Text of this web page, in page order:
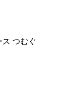
ス つむぐ